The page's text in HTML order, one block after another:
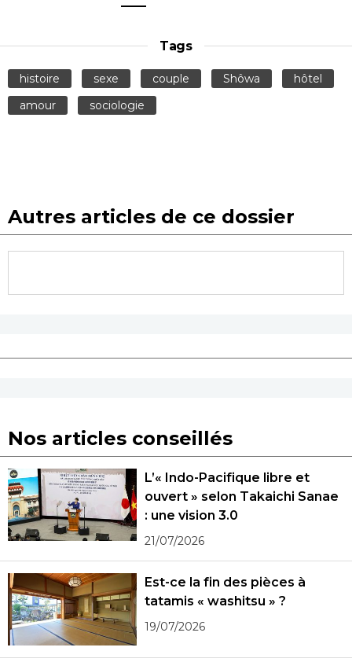
Tags
histoire sexe couple Shôwa
hôtel
amour
sociologie
Autres articles de ce dossier
Nos articles conseillés
L’« Indo-Pacifique libre et
ouvert » selon Takaichi Sanae
: une vision 3.0
21/07/2026
Est-ce la fin des pièces à
tatamis « washitsu » ?
19/07/2026